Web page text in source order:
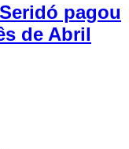
pagou
de Abril